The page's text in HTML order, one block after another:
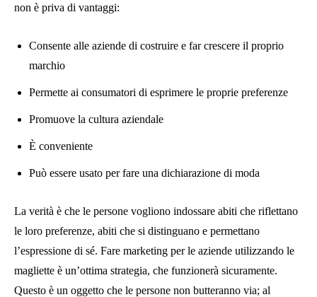
non è priva di vantaggi:
Consente alle aziende di costruire e far crescere il proprio
marchio
Permette ai consumatori di esprimere le proprie preferenze
Promuove la cultura aziendale
È conveniente
Può essere usato per fare una dichiarazione di moda
La verità è che le persone vogliono indossare abiti che riflettano
le loro preferenze, abiti che si distinguano e permettano
l’espressione di sé. Fare marketing per le aziende utilizzando le
magliette è un’ottima strategia, che funzionerà sicuramente.
Questo è un oggetto che le persone non butteranno via; al